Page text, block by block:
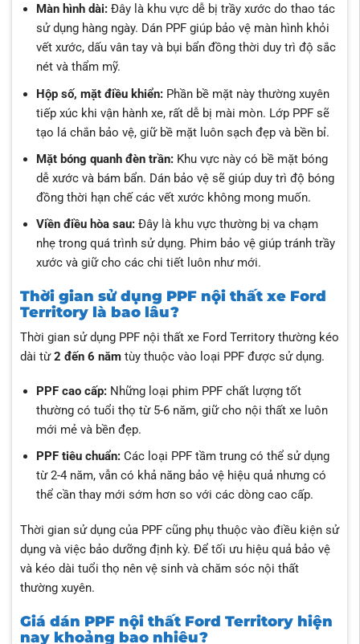
Màn hình dài: Đây là khu vực dễ bị trầy xước do thao tác
sử dụng hàng ngày. Dán PPF giúp bảo vệ màn hình khỏi
vết xước, dấu vân tay và bụi bẩn đồng thời duy trì độ sắc
nét và thẩm mỹ.
Hộp số, mặt điều khiển: Phần bề mặt này thường xuyên
tiếp xúc khi vận hành xe, rất dễ bị mài mòn. Lớp PPF sẽ
tạo lá chắn bảo vệ, giữ bề mặt luôn sạch đẹp và bền bỉ.
Mặt bóng quanh đèn trần: Khu vực này có bề mặt bóng
dễ xước và bám bẩn. Dán bảo vệ sẽ giúp duy trì độ bóng
đồng thời hạn chế các vết xước không mong muốn.
Viền điều hòa sau:Đây là khu vực thường bị va chạm
nhẹ trong quá trình sử dụng. Phim bảo vệ giúp tránh trầy
xước và giữ cho các chi tiết luôn như mới.
Thời gian sử dụng PPF nội thất xe Ford
Territory là bao lâu?
Thời gian sử dụng PPF nội thất xe Ford Territory thường kéo
dài từ2 đến 6 nămtùy thuộc vào loại PPF được sử dụng.
PPF cao cấp:Những loại phim PPF chất lượng tốt
thường có tuổi thọ từ 5-6 năm, giữ cho nội thất xe luôn
mới mẻ và bền đẹp.
PPF tiêu chuẩn:Các loại PPF tầm trung có thể sử dụng
từ 2-4 năm, vẫn có khả năng bảo vệ hiệu quả nhưng có
thể cần thay mới sớm hơn so với các dòng cao cấp.
Thời gian sử dụng của PPF cũng phụ thuộc vào điều kiện sử
dụng và việc bảo dưỡng định kỳ. Để tối ưu hiệu quả bảo vệ
và kéo dài tuổi thọ nên vệ sinh và chăm sóc nội thất
thường xuyên.
Giá dán PPF nội thất Ford Territory hiện
nay khoảng bao nhiêu?